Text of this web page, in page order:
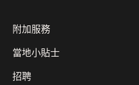
附加服務
當地小貼士
招聘